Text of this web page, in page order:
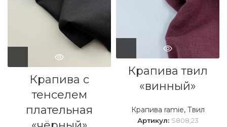
Крапива с
тенселем
плательная
Крапива твил
«винный»
Крапива ramie, Твил
Артикул: S808,23